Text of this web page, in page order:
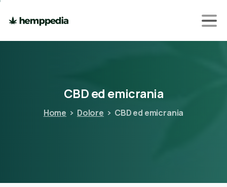
CBDed emicrania
Home Dolore CBD ed emicrania